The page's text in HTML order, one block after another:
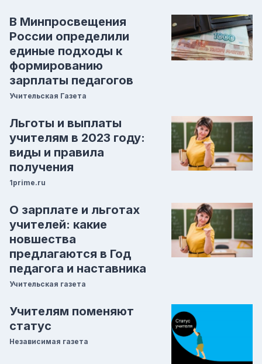
В Минпросвещения
России определили
единые подходы к
формированию
зарплаты педагогов
Учительская Газета
Льготы и выплаты
учителям в 2023 году:
виды и правила
получения
1prime.ru
О зарплате и льготах
учителей: какие
новшества
предлагаются в Год
педагога и наставника
Учительская газета
Учителям поменяют
статус
Независимая газета